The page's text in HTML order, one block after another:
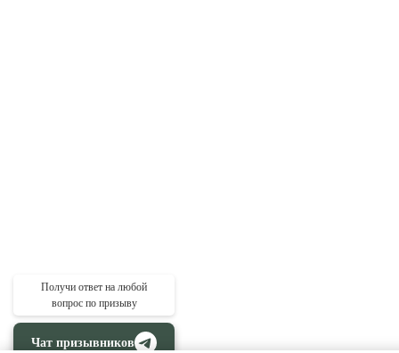
Получи ответ на любой
вопрос по призыву
Чат призывников